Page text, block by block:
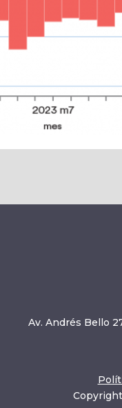
Av. Andrés Bello